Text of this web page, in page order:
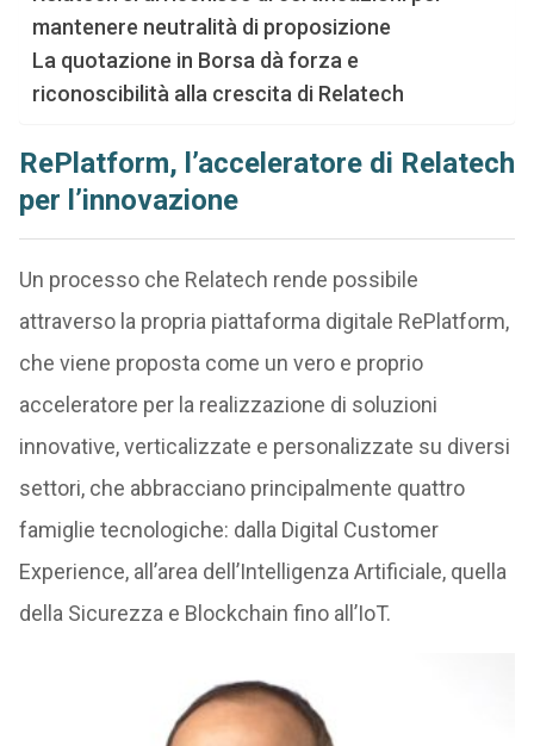
mantenere neutralità di proposizione
La quotazione in Borsa dà forza e
riconoscibilità alla crescita di Relatech
RePlatform, l’acceleratore di Relatech
per l’innovazione
Un processo che Relatech rende possibile
attraverso la propria piattaforma digitale RePlatform,
che viene proposta come un vero e proprio
acceleratore per la realizzazione di soluzioni
innovative, verticalizzate e personalizzate su diversi
settori, che abbracciano principalmente quattro
famiglie tecnologiche: dalla Digital Customer
Experience, all’area dell’Intelligenza Artificiale, quella
della Sicurezza e Blockchain fino all’IoT.